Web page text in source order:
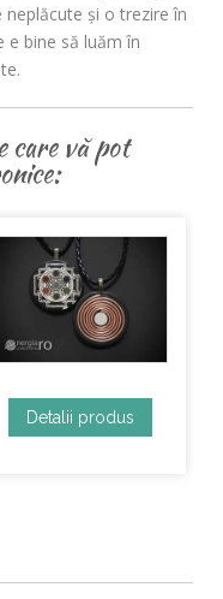
şi o trezire în
e bine să luăm în
care vă pot